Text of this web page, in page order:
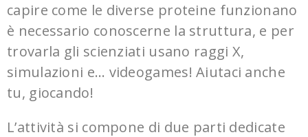
capire come le diverse proteine funzionano
è necessario conoscerne la struttura, e per
trovarla gli scienziati usano raggi X,
simulazioni e… videogames! Aiutaci anche
tu, giocando!
L’attività si compone di due parti dedicate